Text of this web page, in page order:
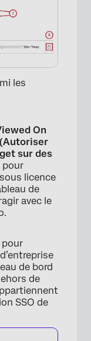
×
×
les
On
(Autoriser
sur des
pour
licence
de
avec le
pour
de bord
de
SSO de